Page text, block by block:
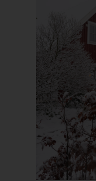
UST-ID: DE254087433
Cookies
Die Internetseiten
Textdateien, welche über
Computersystem abgelegt
Zahlreiche Internetseiten
Cookies enthalten eine
ist eine eindeutige
Zeichenfolge, durch